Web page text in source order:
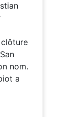
clôture
nom.
a